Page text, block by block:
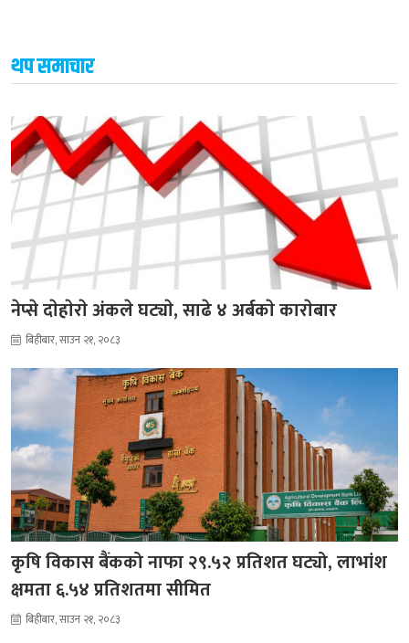
थप समाचार
नेप्से दाेहाेराे अंकले घट्याे, साढे ४ अर्बकाे काराेबार
बिहीबार, साउन २१, २०८३
कृषि विकास बैंकको नाफा २९.५२ प्रतिशत घट्यो, लाभांश
क्षमता ६.५४ प्रतिशतमा सीमित
बिहीबार, साउन २१, २०८३